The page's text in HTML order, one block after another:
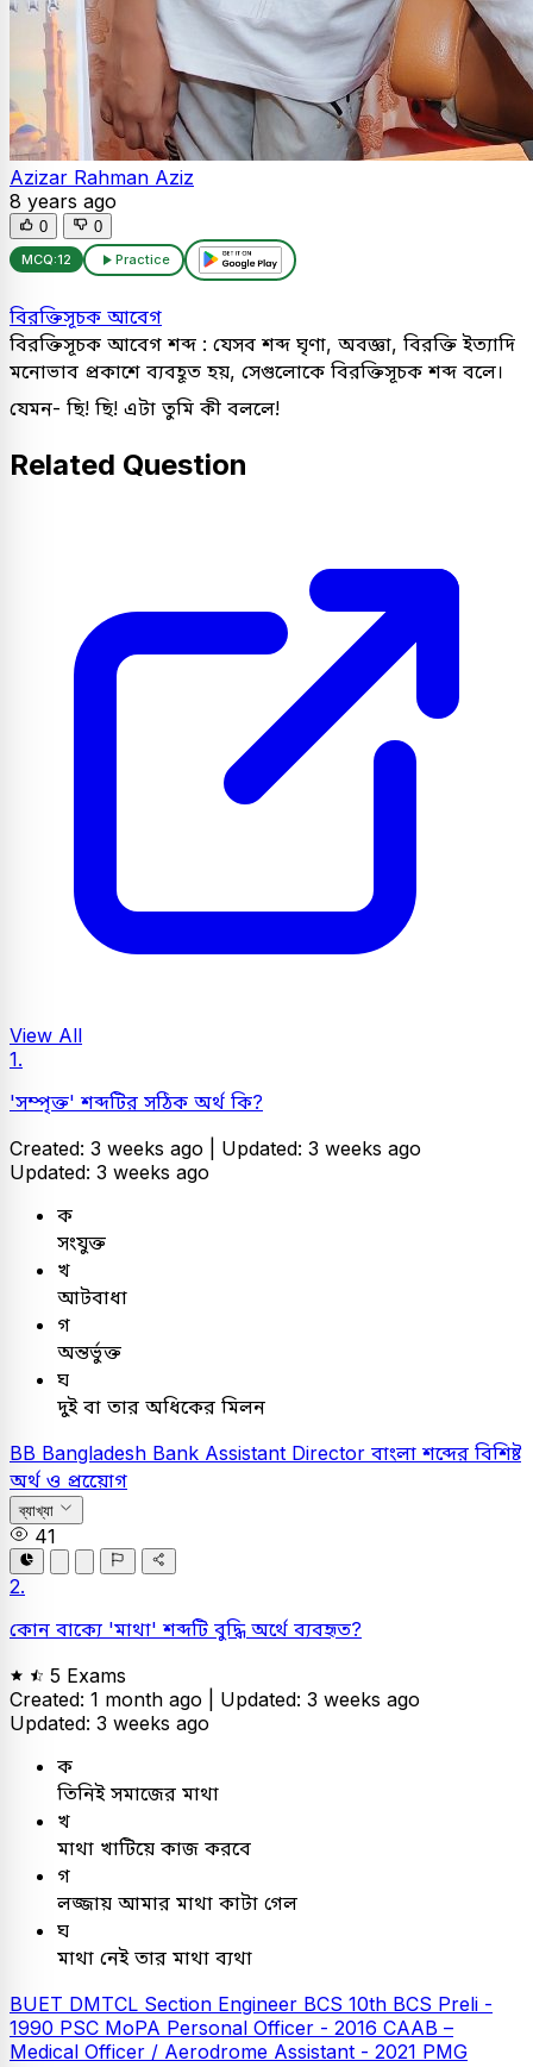
Azizar Rahman Aziz
8 years ago
0 0
MCQ:12 Practice
বিরক্তিসূচক আবেগ
বিরক্তিসূচক আবেগ শব্দ : যেসব শব্দ ঘৃণা, অবজ্ঞা, বিরক্তি ইত্যাদি
মনোভাব প্রকাশে ব্যবহূত হয়, সেগুলোকে বিরক্তিসূচক শব্দ বলে।
যেমন- ছি! ছি! এটা তুমি কী বললে!
Related Question
View All
1.
'সম্পৃক্ত' শব্দটির সঠিক অর্থ কি?
Created: 3 weeks ago | Updated: 3 weeks ago
Updated: 3 weeks ago
ক
সংযুক্ত
খ
আটবাধা
গ
অন্তর্ভুক্ত
ঘ
দুই বা তার অধিকের মিলন
BB Bangladesh Bank Assistant Director বাংলাশব্দের বিশিষ্ট
অর্থ ও প্রয়োেগ
ব্যাখ্যা
41
2.
কোন বাক্যে 'মাথা' শব্দটি বুদ্ধি অর্থে ব্যবহৃত?
5 Exams
Created: 1 month ago | Updated: 3 weeks ago
Updated: 3 weeks ago
ক
তিনিই সমাজের মাথা
খ
মাথা খাটিয়ে কাজ করবে
গ
লজ্জায় আমার মাথা কাটা গেল
ঘ
মাথা নেই তার মাথা ব্যথা
BUET DMTCL Section Engineer BCS 10th BCS Preli -
1990 PSC MoPA Personal Officer - 2016 CAAB –
Medical Officer / Aerodrome Assistant - 2021 PMG